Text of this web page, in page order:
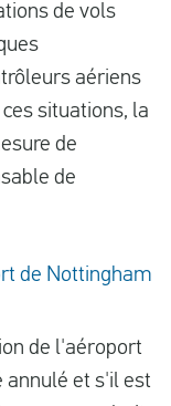
de vols
aériens
situations, la
de
de
de Nottingham
de l'aéroport
annulé et s'il est